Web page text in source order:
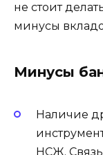
не стоит
минусы
Минусы
Наличие
НСЖ.